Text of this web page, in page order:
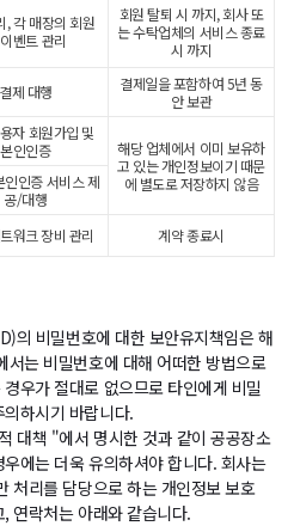
, 각 매장의 회원
벤트 관리
회원 탈퇴 시 까지, 회사 또
는 수탁업체의 서비스 종료
시 까지
결제 대행
결제일을 포함하여 5년 동
안 보관
자 회원가입 및
본인인증
해당 업체에서 이미 보유하
고 있는 개인정보이기 때문
에 별도로 저장하지 않음
인인증 서비스 제
공/대행
워크 장비 관리 계약 종료시
의 비밀번호에 대한 보안유지책임은 해
서는 비밀번호에 대해 어떠한 방법으로
우가 절대로 없으므로 타인에게 비밀
하시기 바랍니다.
대책 "에서 명시한 것과 같이 공공장소
에는 더욱 유의하셔야 합니다. 회사는
처리를 담당으로 하는 개인정보 보호
연락처는 아래와 같습니다.